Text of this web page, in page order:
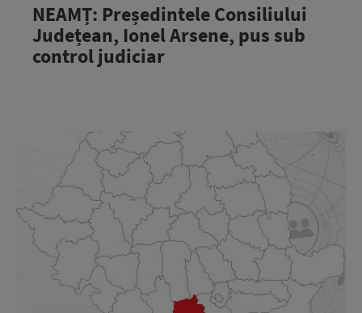
NEAMȚ: Președintele Consiliului
Județean, Ionel Arsene, pus sub
control judiciar